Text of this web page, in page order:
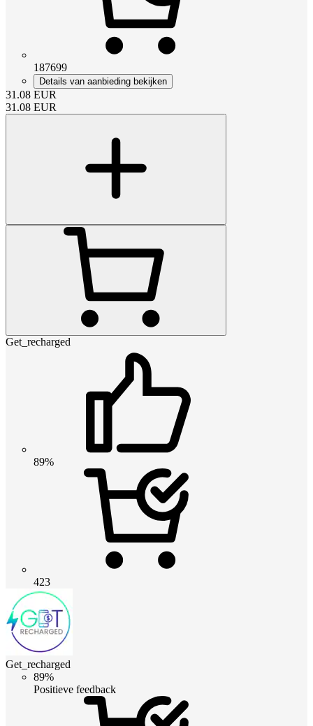
187699
Details van aanbieding bekijken
31.08 EUR
31.08 EUR
Get_recharged
89%
423
Get_recharged
89%
Positieve feedback